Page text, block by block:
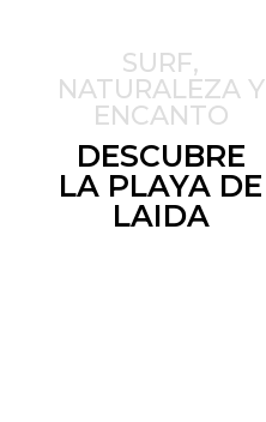
SURF,
NATURALEZA Y
ENCANTO
DESCUBRE
LA PLAYA DE
LAIDA